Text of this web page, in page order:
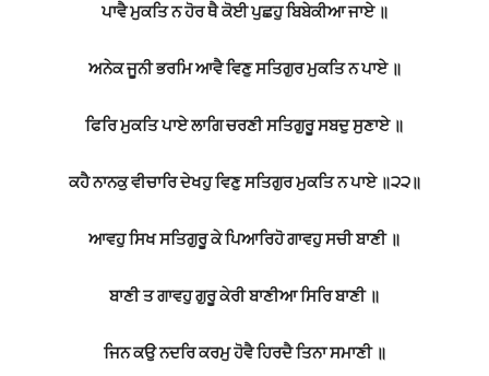
ਪਾਵੈ ਮੁਕਤਿ ਨ ਹੋਰ ਥੈ ਕੋਈ ਪੁਛਹੁ ਬਿਬੇਕੀਆ ਜਾਏ ॥
ਅਨੇਕ ਜੂਨੀ ਭਰਮਿ ਆਵੈ ਵਿਣੁ ਸਤਿਗੁਰ ਮੁਕਤਿ ਨ ਪਾਏ ॥
ਫਿਰਿ ਮੁਕਤਿ ਪਾਏ ਲਾਗਿ ਚਰਣੀ ਸਤਿਗੁਰੂ ਸਬਦੁ ਸੁਣਾਏ ॥
ਕਹੈ ਨਾਨਕੁ ਵੀਚਾਰਿ ਦੇਖਹੁ ਵਿਣੁ ਸਤਿਗੁਰ ਮੁਕਤਿ ਨ ਪਾਏ ॥੨੨॥
ਆਵਹੁ ਸਿਖ ਸਤਿਗੁਰੂ ਕੇ ਪਿਆਰਿਹੋ ਗਾਵਹੁ ਸਚੀ ਬਾਣੀ ॥
ਬਾਣੀ ਤ ਗਾਵਹੁ ਗੁਰੂ ਕੇਰੀ ਬਾਣੀਆ ਸਿਰਿ ਬਾਣੀ ॥
ਜਿਨ ਕਉ ਨਦਰਿ ਕਰਮੁ ਹੋਵੈ ਹਿਰਦੈ ਤਿਨਾ ਸਮਾਣੀ ॥